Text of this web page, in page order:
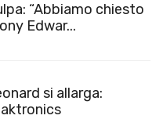
“Abbiamo chiesto
Edwar...
si allarga: